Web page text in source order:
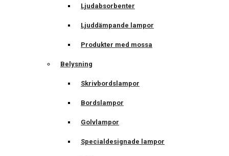
Ljudabsorbenter
Ljuddämpande lampor
Produkter med mossa
Belysning
Skrivbordslampor
Bordslampor
Golvlampor
Specialdesignade lampor